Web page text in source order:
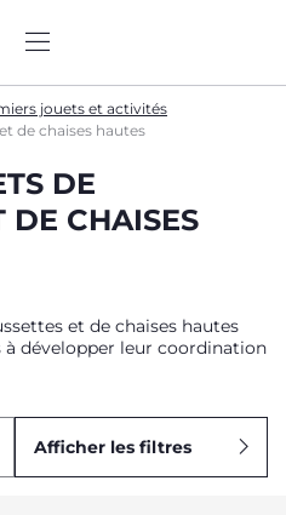
jouets et activités
de chaises hautes
DE
DE CHAISES
et de chaises hautes
développer leur coordination
Afficher les filtres